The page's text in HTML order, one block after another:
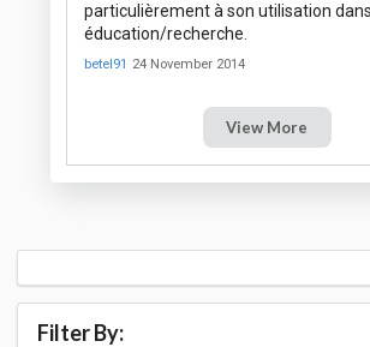
particulièrement à son utilisation
éducation/recherche.
betel91 24 November 2014
View More
Filter By: